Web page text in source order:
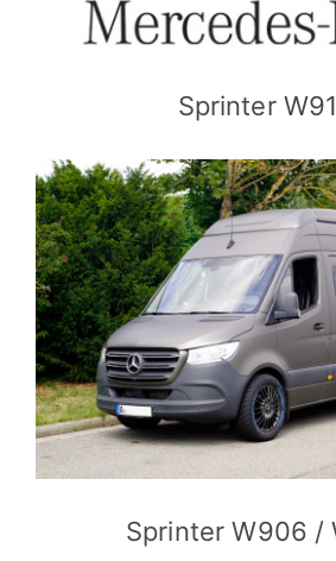
Zum Shop
Sprinter
Sprinter W906 /